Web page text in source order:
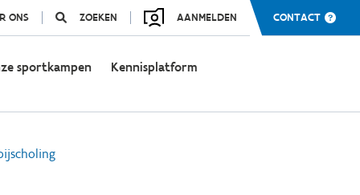
ONS ZOEKEN AANMELDEN CONTACT
sportkampen Kennisplatform